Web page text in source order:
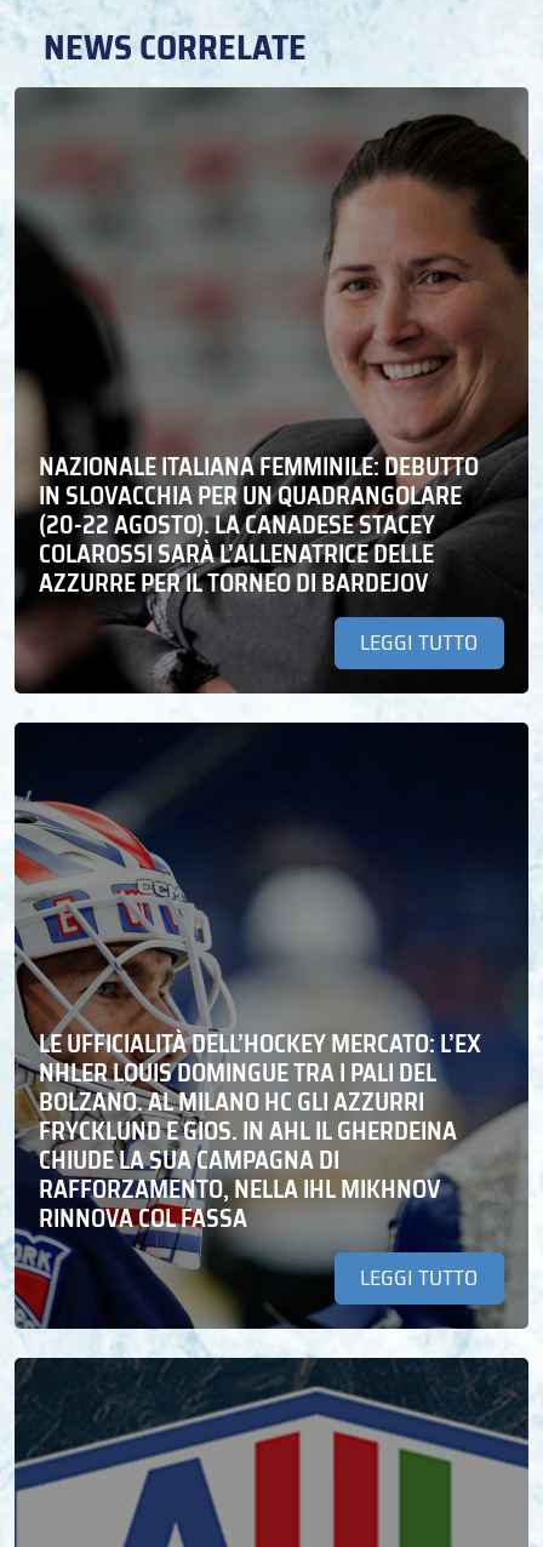
NEWS CORRELATE
NAZIONALE ITALIANA FEMMINILE: DEBUTTO
IN SLOVACCHIA PER UN QUADRANGOLARE
(20-22 AGOSTO). LA CANADESE STACEY
COLAROSSI SARÀ L’ALLENATRICE DELLE
AZZURRE PER IL TORNEO DI BARDEJOV
LEGGI TUTTO
LE UFFICIALITÀ DELL’HOCKEY MERCATO: L’EX
NHLER LOUIS DOMINGUE TRA I PALI DEL
BOLZANO. AL MILANO HC GLI AZZURRI
FRYCKLUND E GIOS. IN AHL IL GHERDEINA
CHIUDE LA SUA CAMPAGNA DI
RAFFORZAMENTO, NELLA IHL MIKHNOV
RINNOVA COL FASSA
LEGGI TUTTO